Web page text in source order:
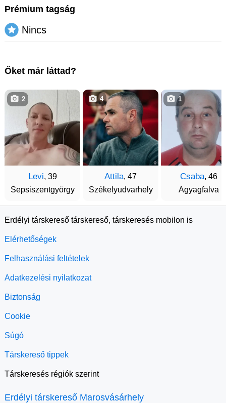
Prémium tagság
Nincs
Őket már láttad?
Levi, 39
Sepsiszentgyörgy
2
Attila, 47
Székelyudvarhely
4
Csaba, 46
Agyagfalva
1
Erdélyi társkereső társkereső, társkeresés mobilon is
Elérhetőségek
Felhasználási feltételek
Adatkezelési nyilatkozat
Biztonság
Cookie
Súgó
Társkereső tippek
Társkeresés régiók szerint
Erdélyi társkereső Marosvásárhely